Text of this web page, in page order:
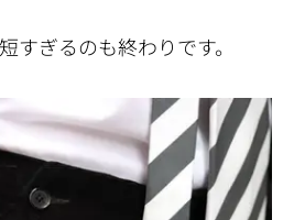
すぎるのも終わりです。